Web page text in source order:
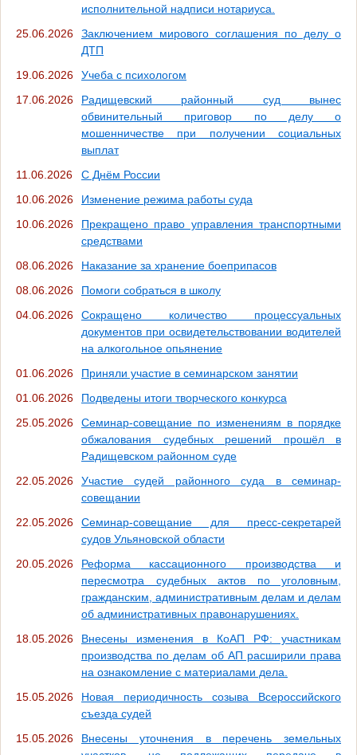
исполнительной надписи нотариуса.
25.06.2026
Заключением мирового соглашения по делу о
ДТП
19.06.2026
Учеба с психологом
17.06.2026
Радищевский районный суд вынес
обвинительный приговор по делу о
мошенничестве при получении социальных
выплат
11.06.2026
С Днём России
10.06.2026
Изменение режима работы суда
10.06.2026
Прекращено право управления транспортными
средствами
08.06.2026
Наказание за хранение боеприпасов
08.06.2026
Помоги собраться в школу
04.06.2026
Сокращено количество процессуальных
документов при освидетельствовании водителей
на алкогольное опьянение
01.06.2026
Приняли участие в семинарском занятии
01.06.2026
Подведены итоги творческого конкурса
25.05.2026
Семинар‑совещание по изменениям в порядке
обжалования судебных решений прошёл в
Радищевском районном суде
22.05.2026
Участие судей районного суда в семинар-
совещании
22.05.2026
Семинар-совещание для пресс-секретарей
судов Ульяновской области
20.05.2026
Реформа кассационного производства и
пересмотра судебных актов по уголовным,
гражданским, административным делам и делам
об административных правонарушениях.
18.05.2026
Внесены изменения в КоАП РФ: участникам
производства по делам об АП расширили права
на ознакомление с материалами дела.
15.05.2026
Новая периодичность созыва Всероссийского
съезда судей
15.05.2026
Внесены уточнения в перечень земельных